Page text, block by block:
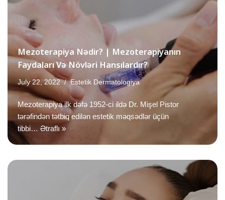
Mezoterapiya Nədir? | Mezoterapiyanın
Faydaları Və Növləri Hansılardır?
July 22, 2022 Estetik Dermatologiya
Mezoterapiya ilk dəfə 1952-ci ildə Dr. Mişel Pistor
tərəfindən tətbiq edilən estetik məqsədlər üçün
tibbi… Ətraflı »